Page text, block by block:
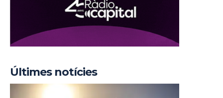
Últimes notícies